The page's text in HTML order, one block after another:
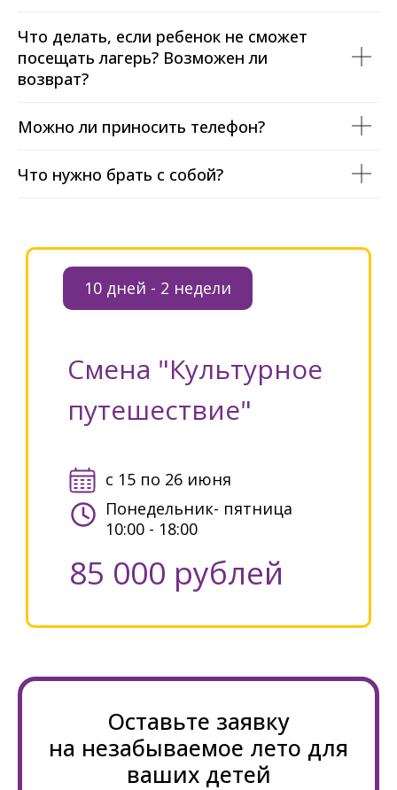
Что делать, если ребенок не сможет
посещать лагерь? Возможен ли
возврат?
Можно ли приносить телефон?
Что нужно брать с собой?
Смена "Культурное
путешествие"
10 дней - 2 недели
Понедельник- пятница
10:00 - 18:00
с 15 по 26 июня
85 000 рублей
Оставьте заявку
на незабываемое лето для
ваших детей